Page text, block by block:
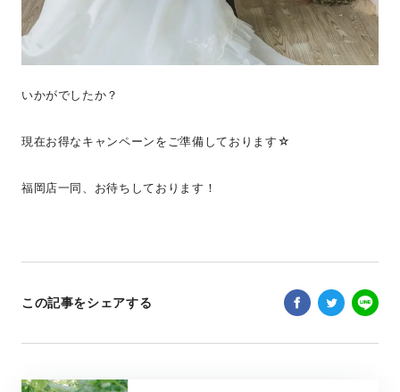
いかがでしたか？
現在お得なキャンペーンをご準備しております☆
福岡店一同、お待ちしております！
この記事をシェアする